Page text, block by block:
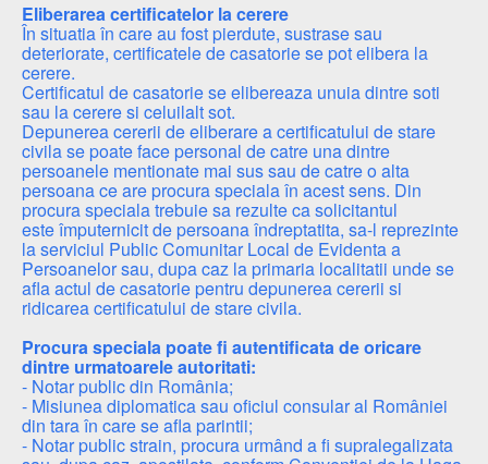
Eliberarea certificatelor la cerere
În situatia în care au fost pierdute, sustrase sau
deteriorate, certificatele de casatorie se pot elibera la
cerere.
Certificatul de casatorie se elibereaza unuia dintre soti
sau la cerere si celuilalt sot.
Depunerea cererii de eliberare a certificatului de stare
civila se poate face personal de catre una dintre
persoanele mentionate mai sus sau de catre o alta
persoana ce are procura speciala în acest sens. Din
procura speciala trebuie sa rezulte ca solicitantul
este împuternicit de persoana îndreptatita, sa-l reprezinte
la serviciul Public Comunitar Local de Evidenta a
Persoanelor sau, dupa caz la primaria localitatii unde se
afla actul de casatorie pentru depunerea cererii si
ridicarea certificatului de stare civila.
Procura speciala poate fi autentificata de oricare
dintre urmatoarele autoritati:
- Notar public din România;
- Misiunea diplomatica sau oficiul consular al României
din tara în care se afla parintii;
- Notar public strain, procura urmând a fi supralegalizata